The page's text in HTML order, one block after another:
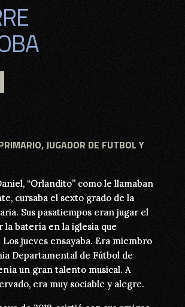
JUGADOR DE FUTBOL Y
“Orlandito” como le llamaban
cursaba el sexto grado de la
Sus pasatiempos eran jugar el
la batería en la iglesia que
jueves ensayaba. Era miembro
Departamental de Fútbol de
un gran talento musical. A
era muy sociable y alegre.
JUGADOR DE FUTBOL Y
“Orlandito” como le llamaban
cursaba el sexto grado de la
Sus pasatiempos eran jugar el
la batería en la iglesia que
jueves ensayaba. Era miembro
Departamental de Fútbol de
un gran talento musical. A
era muy sociable y alegre.